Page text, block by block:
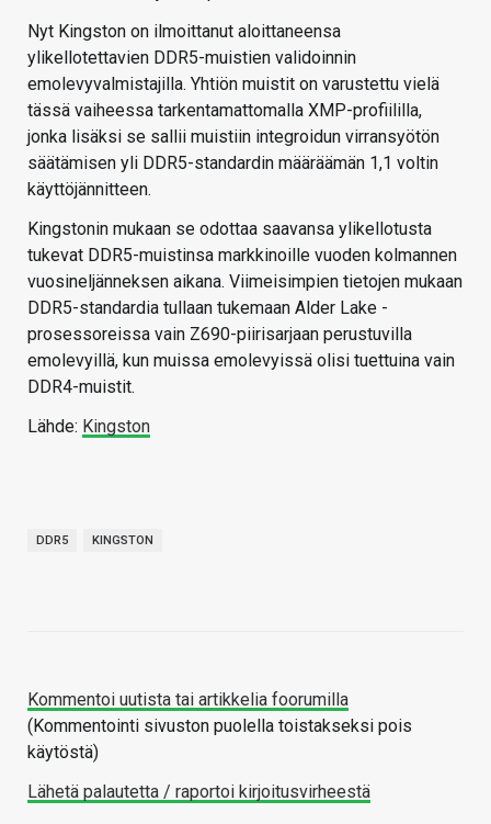
Nyt Kingston on ilmoittanut aloittaneensa
ylikellotettavien DDR5-muistien validoinnin
emolevyvalmistajilla. Yhtiön muistit on varustettu vielä
tässä vaiheessa tarkentamattomalla XMP-profiililla,
jonka lisäksi se sallii muistiin integroidun virransyötön
säätämisen yli DDR5-standardin määräämän 1,1 voltin
käyttöjännitteen.
Kingstonin mukaan se odottaa saavansa ylikellotusta
tukevat DDR5-muistinsa markkinoille vuoden kolmannen
vuosineljänneksen aikana. Viimeisimpien tietojen mukaan
DDR5-standardia tullaan tukemaan Alder Lake -
prosessoreissa vain Z690-piirisarjaan perustuvilla
emolevyillä, kun muissa emolevyissä olisi tuettuina vain
DDR4-muistit.
Lähde: Kingston
DDR5 KINGSTON
Kommentoi uutista tai artikkelia foorumilla
(Kommentointi sivuston puolella toistakseksi pois
käytöstä)
Lähetä palautetta / raportoi kirjoitusvirheestä